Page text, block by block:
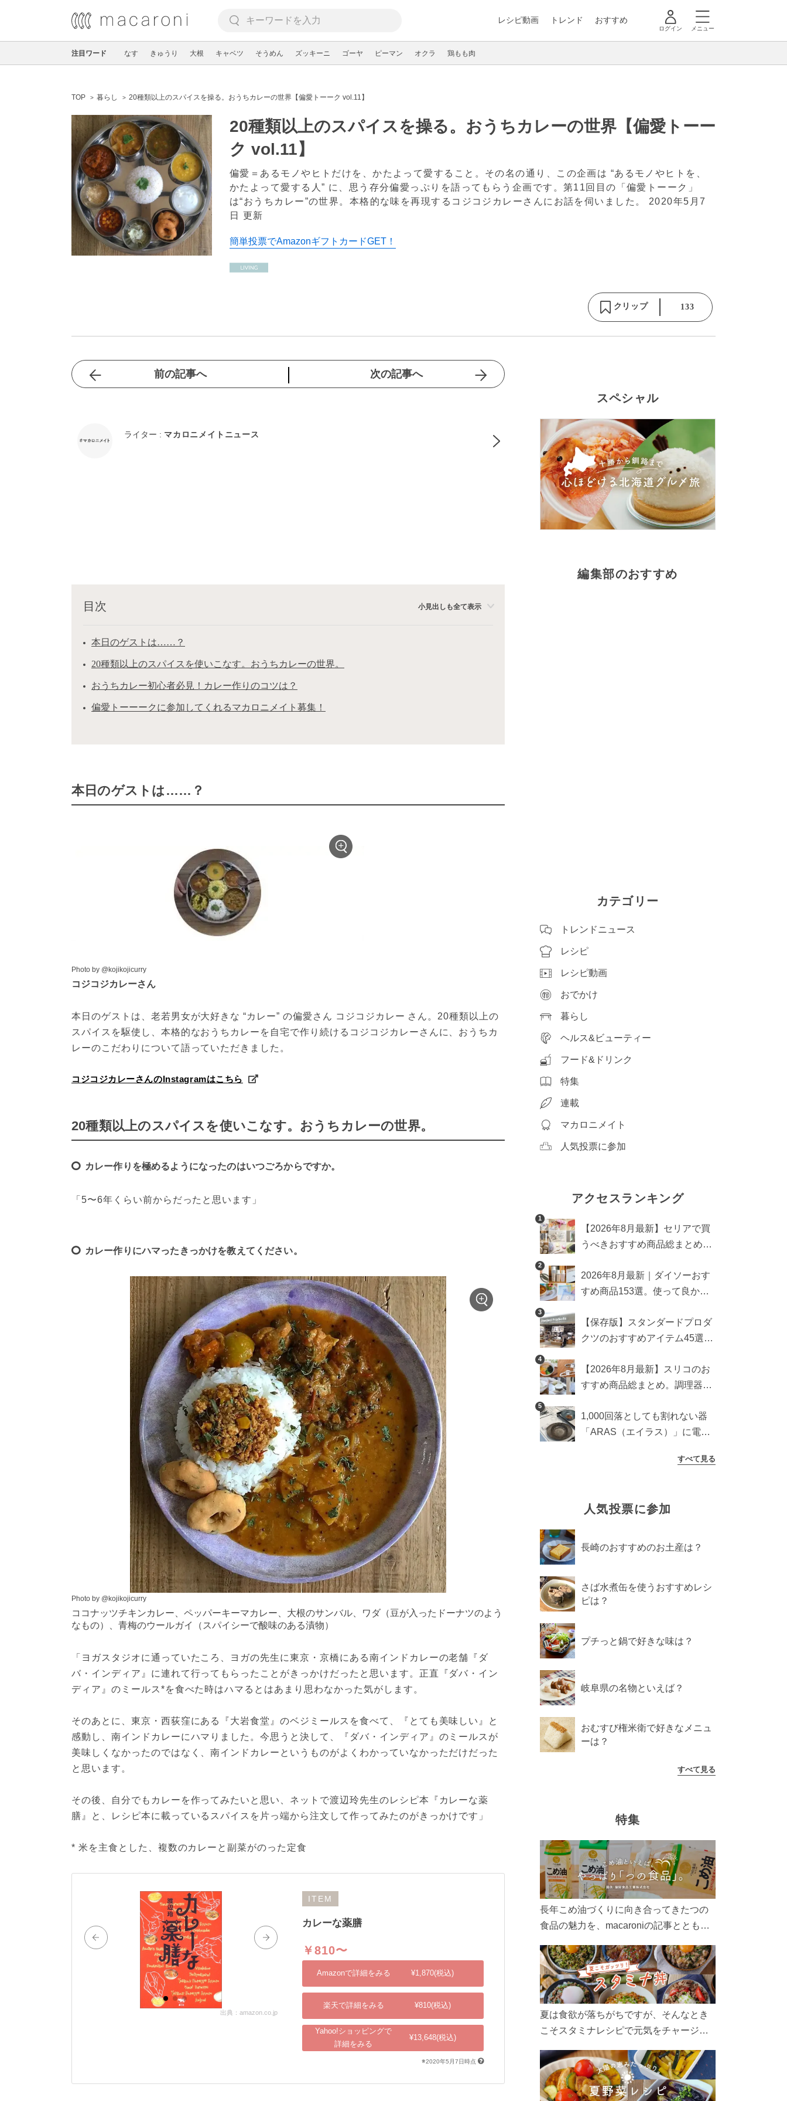
レシピ動画 トレンド おすすめ
ログイン メニュー
注目ワード なす きゅうり 大根 キャベツ そうめん ズッキーニ ゴーヤ ピーマン オクラ 鶏もも肉
TOP 暮らし 20種類以上のスパイスを操る。おうちカレーの世界【偏愛トーーク vol.11】
20種類以上のスパイスを操る。おうちカレーの世界【偏愛トーー
ク vol.11】
偏愛＝あるモノやヒトだけを、かたよって愛すること。その名の通り、この企画は “あるモノやヒトを、
かたよって愛する人” に、思う存分偏愛っぷりを語ってもらう企画です。第11回目の「偏愛トーーク」
は“おうちカレー”の世界。本格的な味を再現するコジコジカレーさんにお話を伺いました。 2020年5月7
日 更新
簡単投票でAmazonギフトカードGET！
クリップ 133
前の記事へ 次の記事へ
ライター : マカロニメイトニュース
目次 小見出しも全て表示
本日のゲストは……？
20種類以上のスパイスを使いこなす。おうちカレーの世界。
おうちカレー初心者必見！カレー作りのコツは？
偏愛トーーークに参加してくれるマカロニメイト募集！
本日のゲストは……？
Photo by @kojikojicurry
コジコジカレーさん
本日のゲストは、老若男女が大好きな “カレー” の偏愛さん コジコジカレー さん。20種類以上の
スパイスを駆使し、本格的なおうちカレーを自宅で作り続けるコジコジカレーさんに、おうちカ
レーのこだわりについて語っていただきました。
コジコジカレーさんのInstagramはこちら
20種類以上のスパイスを使いこなす。おうちカレーの世界。
カレー作りを極めるようになったのはいつごろからですか。
「5〜6年くらい前からだったと思います」
カレー作りにハマったきっかけを教えてください。
Photo by @kojikojicurry
ココナッツチキンカレー、ペッパーキーマカレー、大根のサンバル、ワダ（豆が入ったドーナツのよう
なもの）、青梅のウールガイ（スパイシーで酸味のある漬物）
「ヨガスタジオに通っていたころ、ヨガの先生に東京・京橋にある南インドカレーの老舗『ダ
バ・インディア』に連れて行ってもらったことがきっかけだったと思います。正直『ダバ・イン
ディア』のミールス*を食べた時はハマるとはあまり思わなかった気がします。
そのあとに、東京・西荻窪にある『大岩食堂』のベジミールスを食べて、『とても美味しい』と
感動し、南インドカレーにハマりました。今思うと決して、『ダバ・インディア』のミールスが
美味しくなかったのではなく、南インドカレーというものがよくわかっていなかっただけだった
と思います。
その後、自分でもカレーを作ってみたいと思い、ネットで渡辺玲先生のレシピ本『カレーな薬
膳』と、レシピ本に載っているスパイスを片っ端から注文して作ってみたのがきっかけです」
* 米を主食とした、複数のカレーと副菜がのった定食
出典：amazon.co.jp 出典：rakuten.co.jp
ITEM
カレーな薬膳
￥810〜
Amazonで詳細をみる ¥1,870(税込)
楽天で詳細をみる ¥810(税込)
Yahoo!ショッピングで
詳細をみる
¥13,648(税込)
※2020年5月7日時点
スペシャル
編集部のおすすめ
カテゴリー
トレンドニュース
レシピ
レシピ動画
おでかけ
暮らし
ヘルス&ビューティー
フード&ドリンク
特集
連載
マカロニメイト
人気投票に参加
アクセスランキング
1
【2026年8月最新】セリアで買
うべきおすすめ商品総まとめ。
2
2026年8月最新｜ダイソーおす
すめ商品153選。使って良かっ
3
【保存版】スタンダードプロダ
クツのおすすめアイテム45選。
4
【2026年8月最新】スリコのお
すすめ商品総まとめ。調理器具
5
1,000回落としても割れない器
「ARAS（エイラス）」に電子
すべて見る
人気投票に参加
長崎のおすすめのお土産は？
さば水煮缶を使うおすすめレシ
ピは？
プチっと鍋で好きな味は？
岐阜県の名物といえば？
おむすび権米衛で好きなメニュ
ーは？
すべて見る
特集
長年こめ油づくりに向き合ってきたつの
食品の魅力を、macaroniの記事とともに
ん、製造現場や品質へのこだわりまで。
こめ油をもっと好きになるコンテンツを
ぜひお楽しみください。
夏は食欲が落ちがちですが、そんなとき
こそスタミナレシピで元気をチャージ！
リ食べて、夏バテを吹き飛ばしましょ
う！